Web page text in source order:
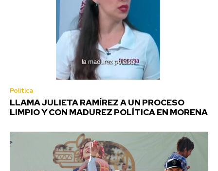
Política
LLAMA JULIETA RAMÍREZ A UN PROCESO
LIMPIO Y CON MADUREZ POLÍTICA EN MORENA